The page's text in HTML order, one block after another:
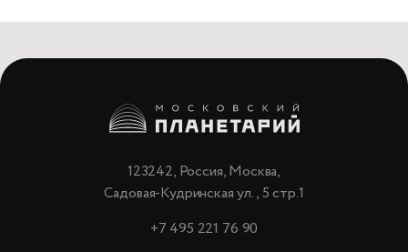
123242, Россия, Москва,
Садовая-Кудринская ул., 5 стр.1
+7 495 221 76 90